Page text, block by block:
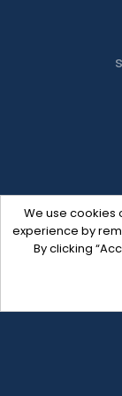
We use cookies
experience by
By clicking